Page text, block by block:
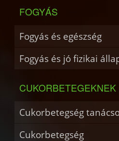
FOGYÁS
Fogyás és egészség
Fogyás és jó fizikai
CUKORBETEGEKNEK
Cukorbetegség
Cukorbetegség